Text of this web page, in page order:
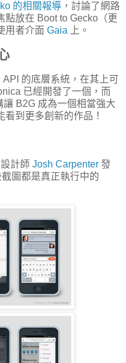
的相關報導 ，討論了網路
點放在 Boot to Gecko（更
用者介面 Gaia 上。
的底層系統，在其上可
已經開發了一個，而
B2G 成為一個相當強大
看到更多創新的作品！
計師 Josh Carpenter 發
圖都是真正執行中的